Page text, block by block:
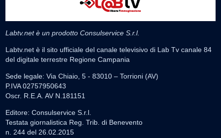
Labtv.net è un prodotto Consulservice S.r.l.
Labtv.net è il sito ufficiale del canale televisivo di Lab Tv canale 84
del digitale terrestre Regione Campania
Sede legale: Via Chiaio, 5 - 83010 – Torrioni (AV)
P.IVA 02757950643
Oscr. R.E.A. AV N.181151
Editore: Consulservice S.r.l.
Testata giornalistica Reg. Trib. di Benevento
n. 244 del 26.02.2015